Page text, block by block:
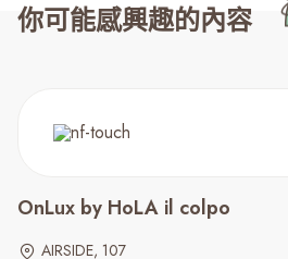
你可能感興趣的內容
OnLux by HoLA il colpo
AIRSIDE, 107